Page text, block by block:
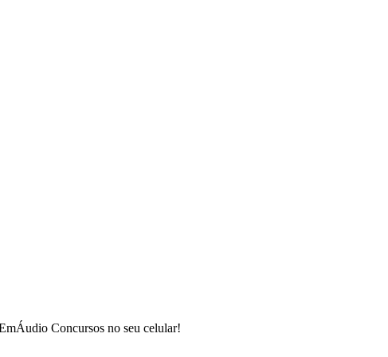
Concursos no seu celular!